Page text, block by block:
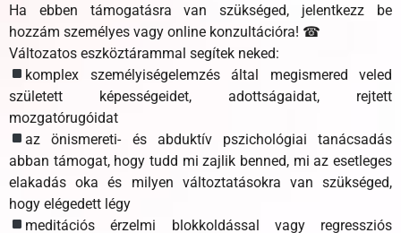
Ha ebben támogatásra van szükséged, jelentkezz be
hozzám személyes vagy online konzultációra! ☎
Változatos eszköztárammal segítek neked:
komplex személyiségelemzés által megismered veled
született képességeidet, adottságaidat, rejtett
mozgatórugóidat
az önismereti- és abduktív pszichológiai tanácsadás
abban támogat, hogy tudd mi zajlik benned, mi az esetleges
elakadás oka és milyen változtatásokra van szükséged,
hogy elégedett légy
meditációs érzelmi blokkoldással vagy regressziós